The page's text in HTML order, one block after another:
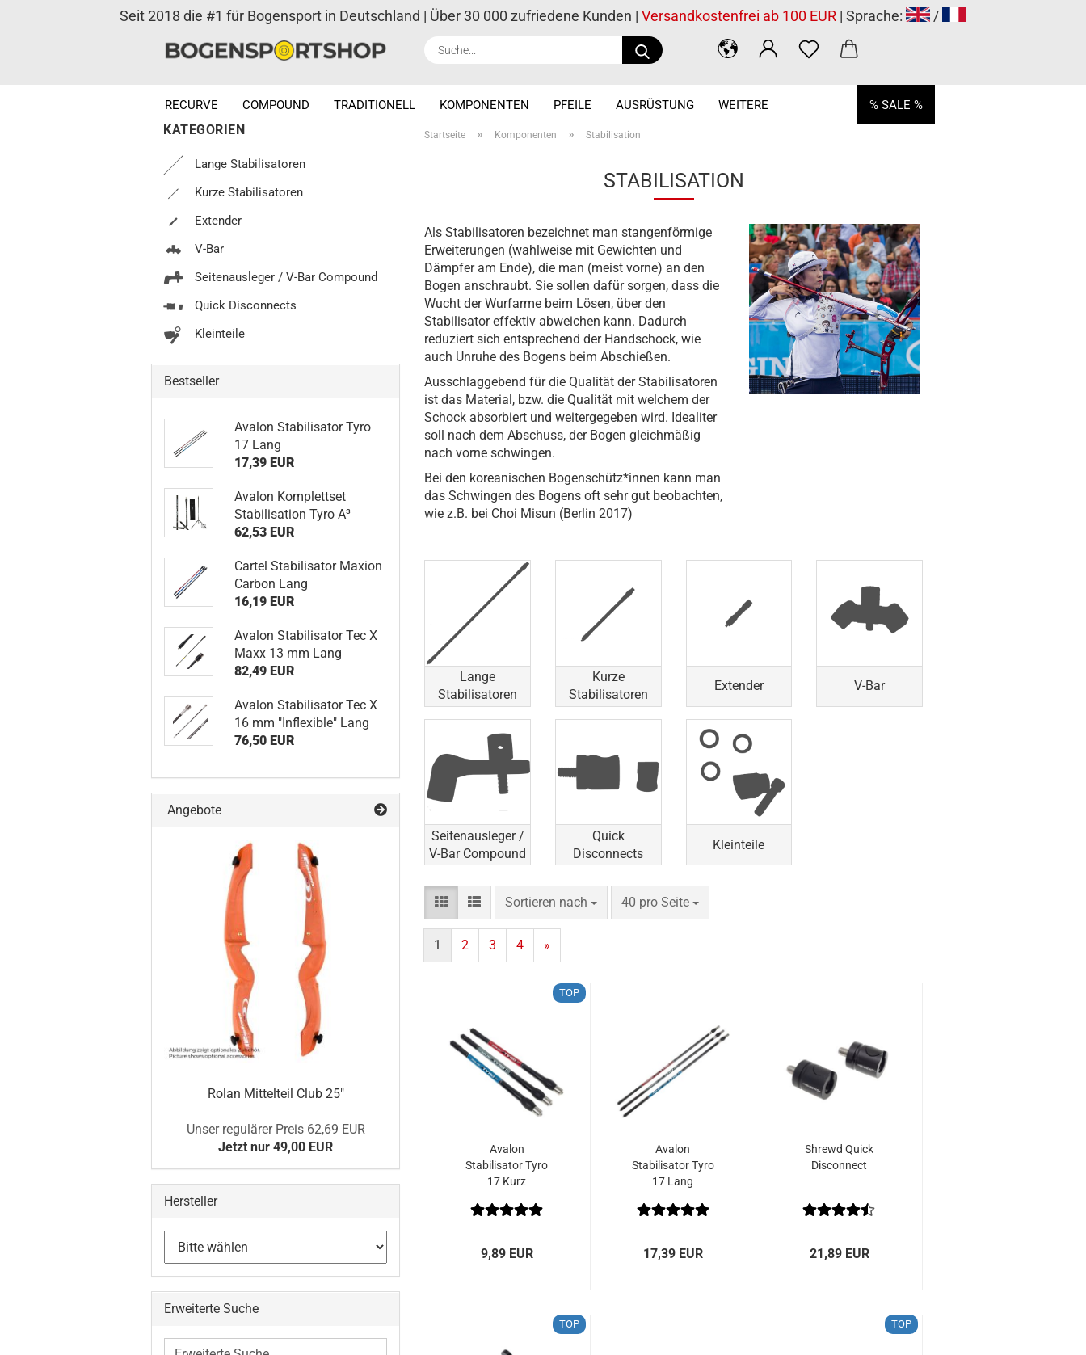
Suche...
Seit 2018 die #1 für Bogensport in Deutschland | Über 30 000 zufriedene Kunden | Versandkostenfrei ab 100 EUR | Sprache: /
RECURVE COMPOUND TRADITIONELL KOMPONENTEN PFEILE AUSRÜSTUNG % SALE %
WEITERE
Startseite » Komponenten » Stabilisation
STABILISATION
Als Stabilisatoren bezeichnet man stangenförmige
Erweiterungen (wahlweise mit Gewichten und
Dämpfer am Ende), die man (meist vorne) an den
Bogen anschraubt. Sie sollen dafür sorgen, dass die
Wucht der Wurfarme beim Lösen, über den
Stabilisator effektiv abweichen kann. Dadurch
reduziert sich entsprechend der Handschock, wie
auch Unruhe des Bogens beim Abschießen.
Ausschlaggebend für die Qualität der Stabilisatoren
ist das Material, bzw. die Qualität mit welchem der
Schock absorbiert und weitergegeben wird. Idealiter
soll nach dem Abschuss, der Bogen gleichmäßig
nach vorne schwingen.
Bei den koreanischen Bogenschütz*innen kann man
das Schwingen des Bogens oft sehr gut beobachten,
wie z.B. bei Choi Misun (Berlin 2017)
Lange
Stabilisatoren
Kurze
Stabilisatoren
Extender V-Bar
Seitenausleger /
V-Bar Compound
Quick
Disconnects
Kleinteile
Sortieren nach
Sortieren nach 40 pro Seite
pro Seite
1 2 3 4 »
TOP
Avalon
Stabilisator Tyro
17 Kurz
9,89 EUR
Avalon
Stabilisator Tyro
17 Lang
17,39 EUR
Shrewd Quick
Disconnect
21,89 EUR
TOP TOP
KATEGORIEN
Lange Stabilisatoren
Kurze Stabilisatoren
Extender
V-Bar
Seitenausleger / V-Bar Compound
Quick Disconnects
Kleinteile
Bestseller
Avalon Stabilisator Tyro
17 Lang
17,39 EUR
Avalon Komplettset
Stabilisation Tyro A³
62,53 EUR
Cartel Stabilisator Maxion
Carbon Lang
16,19 EUR
Avalon Stabilisator Tec X
Maxx 13 mm Lang
82,49 EUR
Avalon Stabilisator Tec X
16 mm "Inflexible" Lang
76,50 EUR
Angebote
Rolan Mittelteil Club 25"
Unser regulärer Preis 62,69 EUR
Jetzt nur 49,00 EUR
Hersteller
Erweiterte Suche
Erweiterte